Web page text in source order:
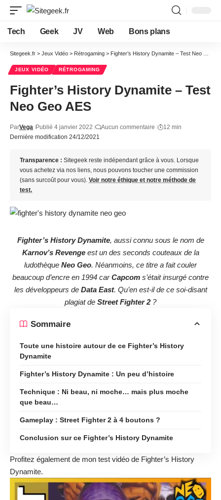
Tech Geek JV Web Bons plans
Sitegeek.fr > Jeux Vidéo > Rétrogaming > Fighter’s History Dynamite – Test Neo Geo AES
JEUX VIDÉO RÉTROGAMING
Fighter’s History Dynamite – Test
Neo Geo AES
Dernière modification 24/12/2021
ParVega Publié 4 janvier 2022 Aucun commentaire 12 min
Transparence : Sitegeek reste indépendant grâce à vous. Lorsque
vous achetez via nos liens, nous pouvons toucher une commission
(sans surcoût pour vous). Voir notre éthique et notre méthode de
test.
Fighter’s History Dynamite, aussi connu sous le nom de
Karnov’s Revengeest un des seconds couteaux de la
ludothèque Neo Geo. Néanmoins, ce titre a fait couler
beaucoup d’encre en 1994 carCapcom s’était insurgé contre
les développeurs de Data East. Qu’en est-il de ce soi-disant
plagiat de Street Fighter 2?
Sommaire
Toute une histoire autour de ce Fighter’s History
Dynamite
Fighter’s History Dynamite : Un peu d’histoire
Technique : Ni beau, ni moche… mais plus moche
que beau…
Gameplay : Street Fighter 2 à 4 boutons ?
Conclusion sur ce Fighter’s History Dynamite
Profitez également de mon test vidéo de Fighter’s History
Dynamite.